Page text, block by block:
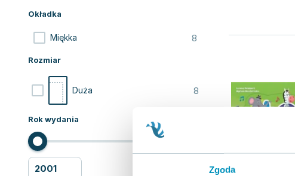
Zgoda
Okładka
Miękka 8
Rozmiar
Duża 8
Rok wydania